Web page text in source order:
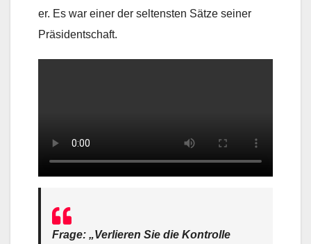
er. Es war einer der seltensten Sätze seiner
Präsidentschaft.
Frage: „Verlieren Sie die Kontrolle